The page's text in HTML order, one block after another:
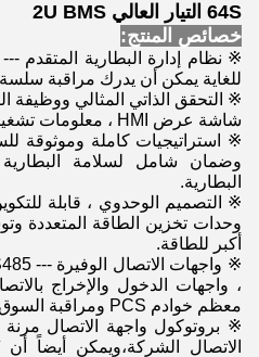
64S التيار العالي 2U BMS
خصائص المنتج:
※ نظام إدارة البطارية المتقدم
للغاية يمكن أن يدرك مراقبة
※ التحقق الذاتي المثالي ووظيفة
شاشة عرض HMI ، معلومات تشغيل النظام واضحة في لمحة.
※ استراتيجيات كاملة وموثوقة
وضمان شامل لسلامة
البطارية.
※ التصميم الوحدوي ، قابلة
وحدات تخزين الطاقة المتعددة
أكبر للطاقة.
، واجهات الدخول والإخراج
معظم خوادم PCS ومراقبة السوق.
※ بروتوكول واجهة الاتصال
الاتصال الشركة،ويمكن أيضاً